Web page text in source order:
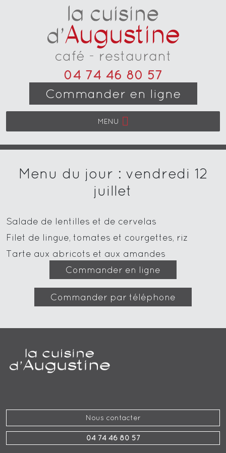
04 74 46 80 57
Commander en ligne
MENU
Menu du jour : vendredi 12
juillet
Salade de lentilles et de cervelas
Filet de lingue, tomates et courgettes, riz
Tarte aux abricots et aux amandes
Commander en ligne
Commander par téléphone
Nous contacter
04 74 46 80 57